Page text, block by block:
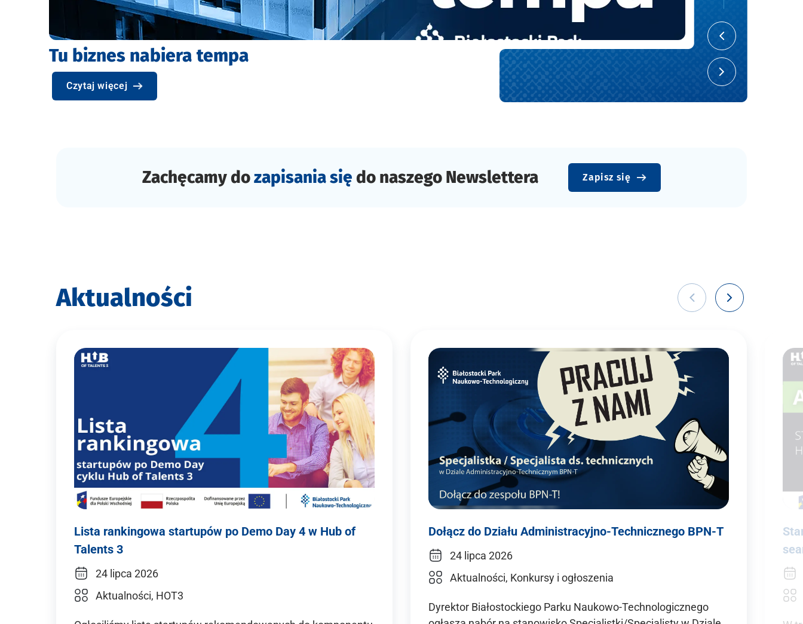
Nabór do 6. cyklu inkubacji w Hub of Talents 3
Czytaj więcej
Poprzedni slajd
Następny slajd
Zachęcamy dozapisania się do naszego Newslettera Zapisz się
Aktualności
Lista rankingowa startupów po Demo Day 4 w Hub of
Talents 3
24 lipca 2026
Aktualności, HOT3
Dołącz do Działu Administracyjno-Technicznego BPN-T
24 lipca 2026
Aktualności, Konkursy i ogłoszenia
Dyrektor Białostockiego Parku Naukowo-Technologicznego